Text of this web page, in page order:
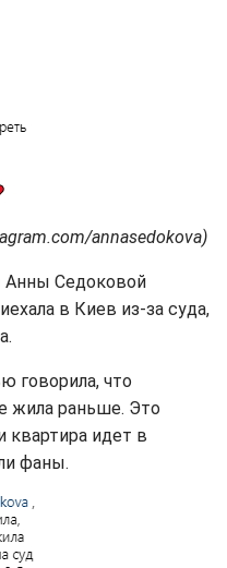
annasedokova)
Анны Седоковой
в Киев из-за суда,
говорила, что
жила раньше. Это
квартира идет в
фаны.